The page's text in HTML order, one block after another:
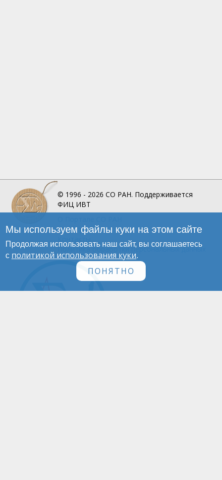
© 1996 - 2026 СО РАН. Поддерживается
ФИЦ ИВТ
Инфографика
Политика обработки персональных данных
Мы используем файлы куки на этом сайте
Продолжая использовать наш сайт, вы соглашаетесь
с политикой использования куки.
ПОНЯТНО